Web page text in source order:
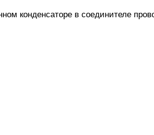
конденсаторе в соединителе